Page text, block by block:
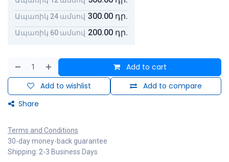
Ապառիկ 24 ամսով 300.00 դր.
Ապառիկ 60 ամսով 200.00 դր.
Add to cart
Add to compare
Add to wishlist
Share
Terms and Conditions
30-day money-back guarantee
Shipping: 2-3 Business Days